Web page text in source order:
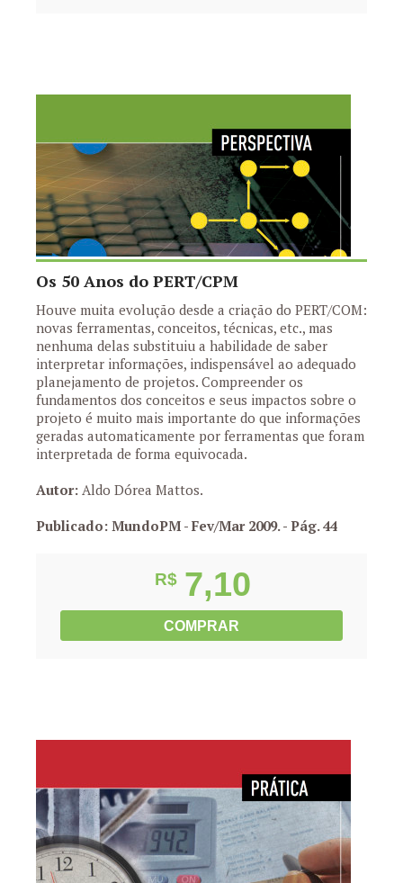
Os 50 Anos do PERT/CPM
Houve muita evolução desde a criação do PERT/COM:
novas ferramentas, conceitos, técnicas, etc., mas
nenhuma delas substituiu a habilidade de saber
interpretar informações, indispensável ao adequado
planejamento de projetos. Compreender os
fundamentos dos conceitos e seus impactos sobre o
projeto é muito mais importante do que informações
geradas automaticamente por ferramentas que foram
interpretada de forma equivocada.
Autor: Aldo Dórea Mattos.
Publicado: MundoPM - Fev/Mar 2009.- Pág. 44
R$ 7,10
COMPRAR